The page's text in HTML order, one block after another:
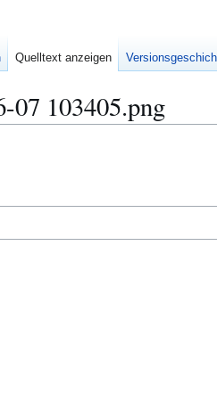
07 103405.png
Quelltext anzeigen